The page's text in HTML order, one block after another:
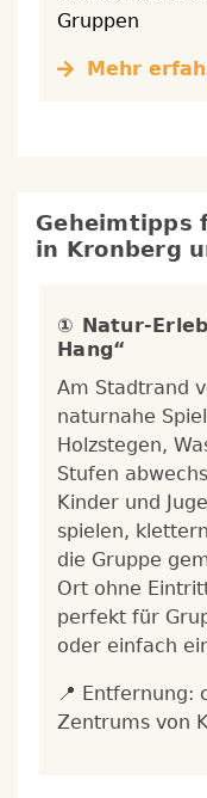
Gruppen
Mehr
Geheimtipps
in Kronberg
① Natur-
Hang“
Am Stadtrand
naturnahe
Holzstegen,
Stufen
Kinder und
spielen,
die Gruppe
Ort ohne
perfekt für
oder einfach
📍 Entfernung:
Zentrums von